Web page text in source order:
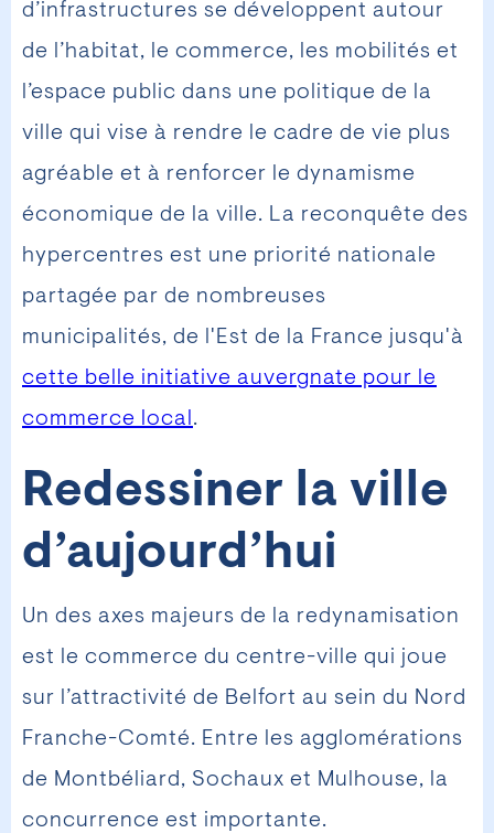
d’infrastructures se développent autour
de l’habitat, le commerce, les mobilités et
l’espace public dans une politique de la
ville qui vise à rendre le cadre de vie plus
agréable et à renforcer le dynamisme
économique de la ville. La reconquête des
hypercentres est une priorité nationale
partagée par de nombreuses
municipalités, de l'Est de la France jusqu'à
cette belle initiative auvergnate pour le
commerce local .
Redessiner la ville
d’aujourd’hui
Un des axes majeurs de la redynamisation
est le commerce du centre-ville qui joue
sur l’attractivité de Belfort au sein du Nord
Franche-Comté. Entre les agglomérations
de Montbéliard, Sochaux et Mulhouse, la
concurrence est importante.